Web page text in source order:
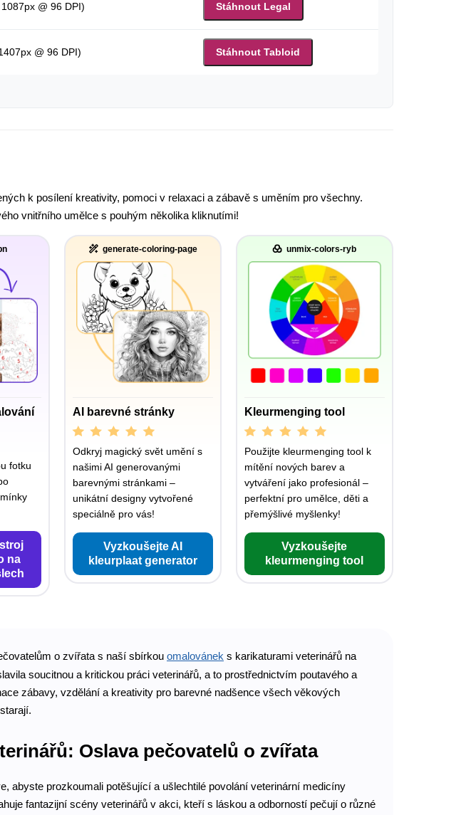
@ 96 DPI) Stáhnout Legal
@ 96 DPI) Stáhnout Tabloid
k posílení kreativity, pomoci v relaxaci a zábavě s uměním pro všechny.
vnitřního umělce s pouhým několika kliknutími!
fotku
na
generate-coloring-page
AI barevné stránky
Odkryj magický svět umění s
našimi AI generovanými
barevnými stránkami –
unikátní designy vytvořené
speciálně pro vás!
Vyzkoušejte AI
kleurplaat generator
unmix-colors-ryb
Kleurmenging tool
Použijte kleurmenging tool k
mítění nových barev a
vytváření jako profesionál –
perfektní pro umělce, děti a
přemýšlivé myšlenky!
Vyzkoušejte
kleurmenging tool
o zvířata s naší sbírkou omalovánek s karikaturami veterinářů na
soucitnou a kritickou práci veterinářů, a to prostřednictvím poutavého a
zábavy, vzdělání a kreativity pro barevné nadšence všech věkových
Oslava pečovatelů o zvířata
abyste prozkoumali potěšující a ušlechtilé povolání veterinární medicíny
fantazijní scény veterinářů v akci, kteří s láskou a odborností pečují o různé